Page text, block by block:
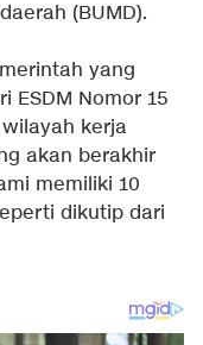
(BUMD).
yang
ESDM Nomor 15
kerja
akan berakhir
memiliki 10
dikutip dari